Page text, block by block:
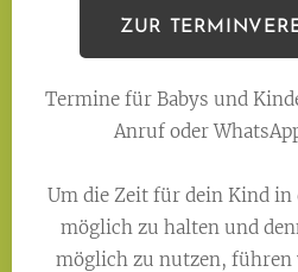
ZUR
Termine für Babys und
Anruf oder
Um die Zeit für dein Kind in
möglich zu halten und
möglich zu nutzen, führen